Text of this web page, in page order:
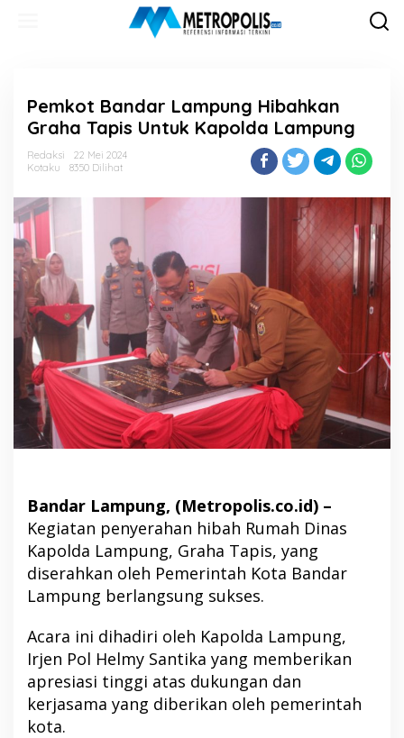
Pemkot Bandar Lampung Hibahkan
Graha Tapis Untuk Kapolda Lampung
Redaksi
22 Mei 2024
Kotaku
8350 Dilihat
Bandar Lampung, (Metropolis.co.id) –
Kegiatan penyerahan hibah Rumah Dinas
Kapolda Lampung, Graha Tapis, yang
diserahkan oleh Pemerintah Kota Bandar
Lampung berlangsung sukses.
Acara ini dihadiri oleh Kapolda Lampung,
Irjen Pol Helmy Santika yang memberikan
apresiasi tinggi atas dukungan dan
kerjasama yang diberikan oleh pemerintah
kota.